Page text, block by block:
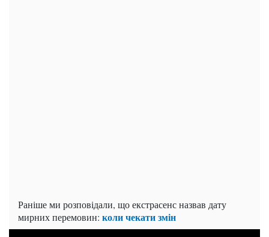
Раніше ми розповідали, що екстрасенс назвав дату
мирних перемовин: коли чекати змін